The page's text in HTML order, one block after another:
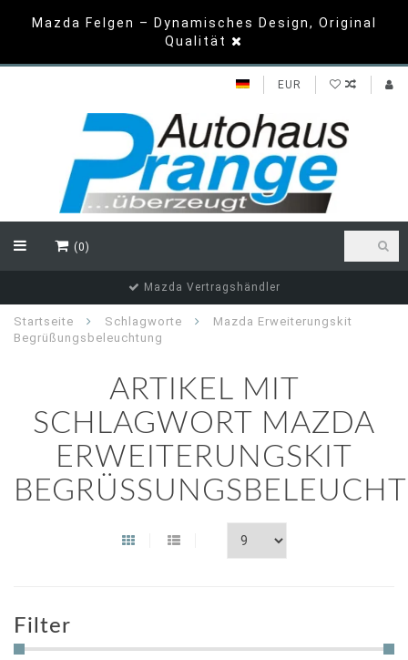
Mazda Felgen – Dynamisches Design, Original
Qualität
EUR
(0)
Mazda Vertragshändler
Startseite Schlagworte
Mazda Erweiterungskit
Begrüßungsbeleuchtung
ARTIKEL MIT
SCHLAGWORT MAZDA
ERWEITERUNGSKIT
Filter